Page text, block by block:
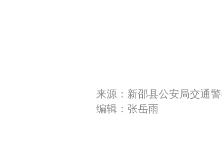
来源：新邵县公安局交通
编辑：张岳雨